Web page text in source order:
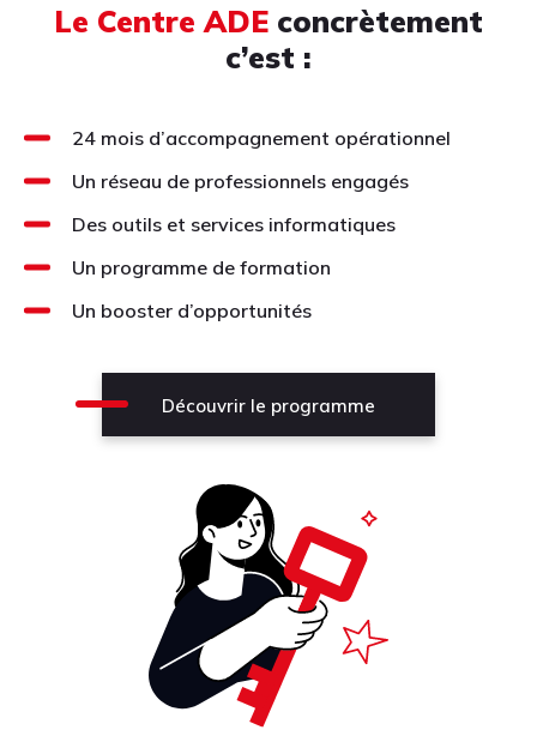
Le Centre ADE concrètement
c’est :
24 mois d’accompagnement opérationnel
Un réseau de professionnels engagés
Des outils et services informatiques
Un programme de formation
Un booster d’opportunités
Découvrir le programme